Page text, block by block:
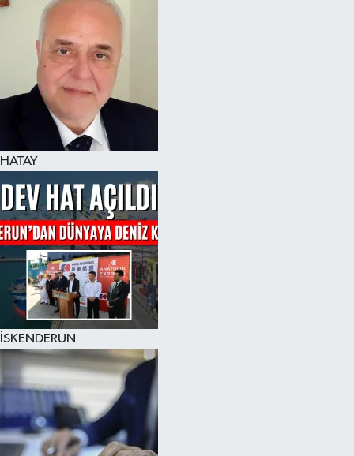
HATAY
İSKENDERUN
Teknoloji
Yaşam